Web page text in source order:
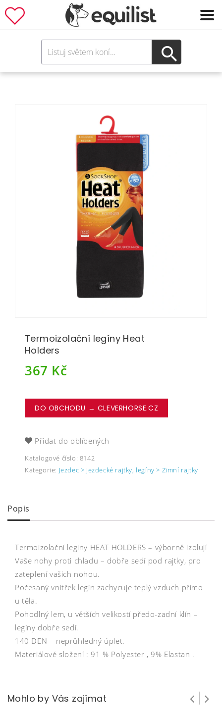
Termoizolační legíny Heat
Holders
367 Kč
DO OBCHODU → CLEVERHORSE.CZ
Přidat do oblíbených
Katalogové číslo: 8142
Kategorie: Jezdec > Jezdecké rajtky, legíny > Zimní rajtky
Popis
Termoizolační leginy HEAT HOLDERS – výborně izolují
Vaše nohy proti chladu – dobře sedí pod rajtky, pro
zateplení vašich nohou.
Počesaný vnitřek legín zachycuje teplý vzduch přímo
u těla.
Pohodlný lem, u větších velikostí předo-zadní klín –
legíny dobře sedí.
140 DEN – neprůhledný úplet.
Materiálové složení : 91 % Polyester , 9% Elastan .
Mohlo by Vás zajímat